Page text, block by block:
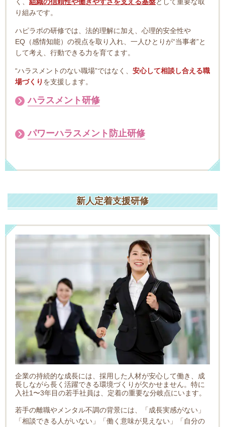
り組みです。
ハピラボの研修では、法的理解に加え、心理的安全性や
EQ（感情知能）の視点を取り入れ、一人ひとりが“当事者”と
して考え、行動できる力を育てます。
“ハラスメントのない職場”ではなく、 安心して相談し合える職
場づくり を支援します。
ハラスメント研修
パワーハラスメント防止研修
新人定着支援研修
企業の持続的な成長には、採用した人材が安心して働き、成
長しながら長く活躍できる環境づくりが欠かせません。特に
入社1〜3年目の若手社員は、定着の重要な分岐点にいます。
若手の離職やメンタル不調の背景には、「成長実感がない」
「相談できる人がいない」「働く意味が見えない」「自分の